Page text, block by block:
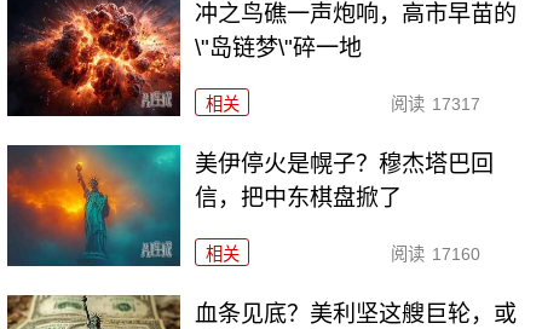
冲之鸟礁一声炮响，高市早苗的
\"岛链梦\"碎一地
相关 阅读 17317
美伊停火是幌子？穆杰塔巴回
信，把中东棋盘掀了
相关 阅读 17160
血条见底？美利坚这艘巨轮，或